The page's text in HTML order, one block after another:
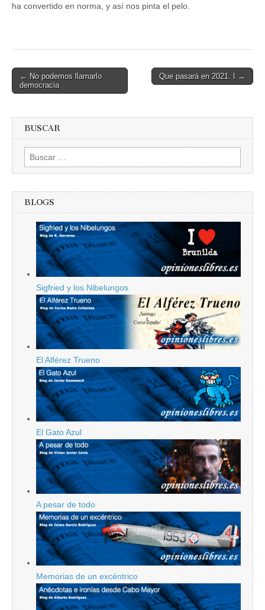
ha convertido en norma, y así nos pinta el pelo.
Post
navigation
← No podemos llamarlo
democracia
Que pasará en 2021. I →
BUSCAR
Buscar:
BLOGS
Sigfried y los Nibelungos
El Alférez Trueno
El Gato Azul
A pesar de todo
Memorias de un excéntrico